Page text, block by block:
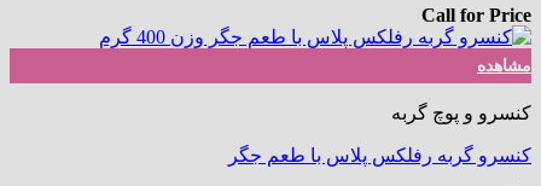
Call for Price
مشاهده
کنسرو و پوچ گربه
کنسرو گربه رفلکس پلاس با طعم جگر